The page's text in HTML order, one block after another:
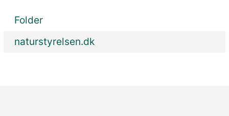
Folder
naturstyrelsen.dk